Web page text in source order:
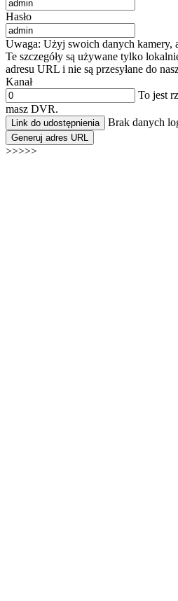
Hasło
Uwaga: Użyj swoich danych kamery,
Te szczegóły są używane tylko
adresu URL i nie są przesyłane do
Kanał
To jest
masz DVR.
Link do udostępnienia Brak danych
Generuj adres URL
>>>>>